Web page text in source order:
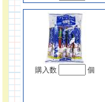
購入数 個